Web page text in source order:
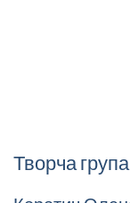
Творча